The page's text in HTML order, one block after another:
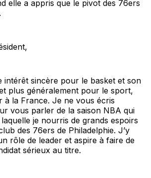
elle a appris que le pivot des 76ers
intérêt sincère pour le basket et son
plus généralement pour le sport,
à la France. Je ne vous écris
vous parler de la saison NBA qui
je nourris de grands espoirs
des 76ers de Philadelphie. J’y
rôle de leader et aspire à faire de
sérieux au titre.